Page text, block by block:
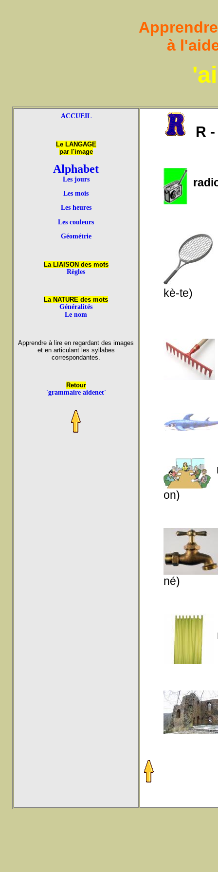
à
ACCUEIL
Le LANGAGE
par l'image
Alphabet
Les jours
Les mois
Les heures
Les couleurs
Géométrie
La LIAISON des mots
Règles
La NATURE des mots
Généralités
Le nom
Apprendre à lire en regardant des images
et en articulant les syllabes
correspondantes.
Retour
'grammaire aidenet'
R
kè-te)
on)
né)